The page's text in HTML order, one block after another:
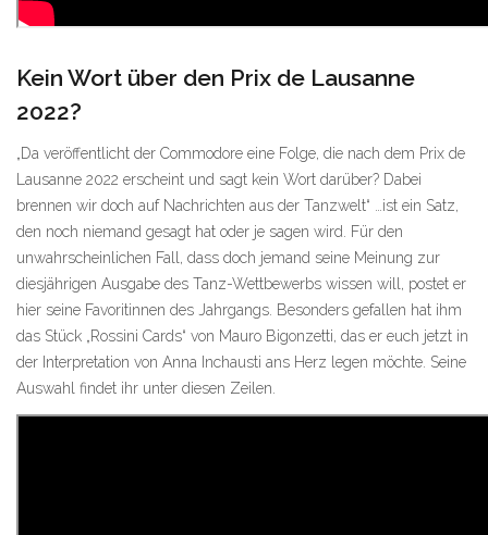
Kein Wort über den Prix de Lausanne
2022?
„Da veröffentlicht der Commodore eine Folge, die nach dem Prix de
Lausanne 2022 erscheint und sagt kein Wort darüber? Dabei
brennen wir doch auf Nachrichten aus der Tanzwelt“ …ist ein Satz,
den noch niemand gesagt hat oder je sagen wird. Für den
unwahrscheinlichen Fall, dass doch jemand seine Meinung zur
diesjährigen Ausgabe des Tanz-Wettbewerbs wissen will, postet er
hier seine Favoritinnen des Jahrgangs. Besonders gefallen hat ihm
das Stück „Rossini Cards“ von Mauro Bigonzetti, das er euch jetzt in
der Interpretation von Anna Inchausti ans Herz legen möchte. Seine
Auswahl findet ihr unter diesen Zeilen.